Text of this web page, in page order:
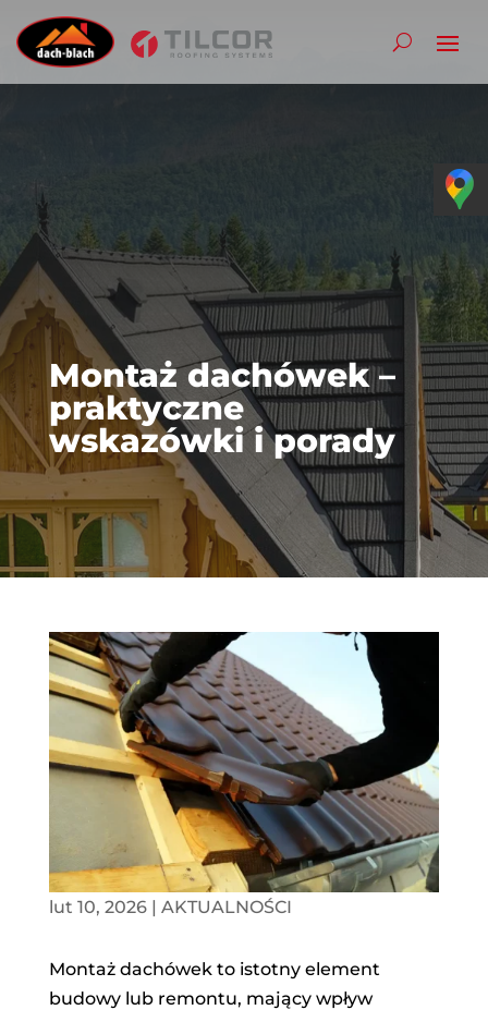
Montaż dachówek –
praktyczne
wskazówki i porady
lut 10, 2026| AKTUALNOŚCI
Montaż dachówek to istotny element
budowy lub remontu, mający wpływ